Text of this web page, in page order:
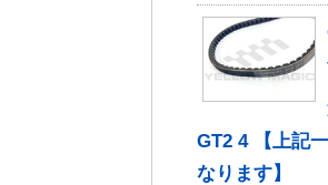
GT2 4 【上記
なります】